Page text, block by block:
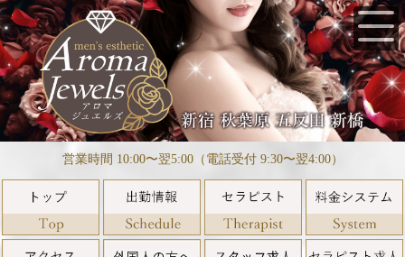
営業時間 10:00〜翌5:00（電話受付 9:30〜翌4:00）